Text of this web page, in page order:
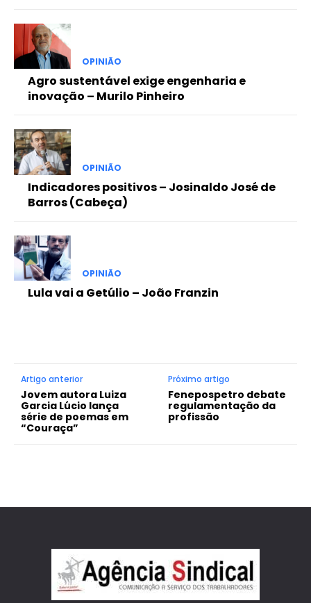
OPINIÃO
Agro sustentável exige engenharia e
inovação – Murilo Pinheiro
OPINIÃO
Indicadores positivos – Josinaldo José de
Barros (Cabeça)
OPINIÃO
Lula vai a Getúlio – João Franzin
Artigo anterior
Jovem autora Luiza
Garcia Lúcio lança
série de poemas em
“Couraça”
Próximo artigo
Fenepospetro debate
regulamentação da
profissão